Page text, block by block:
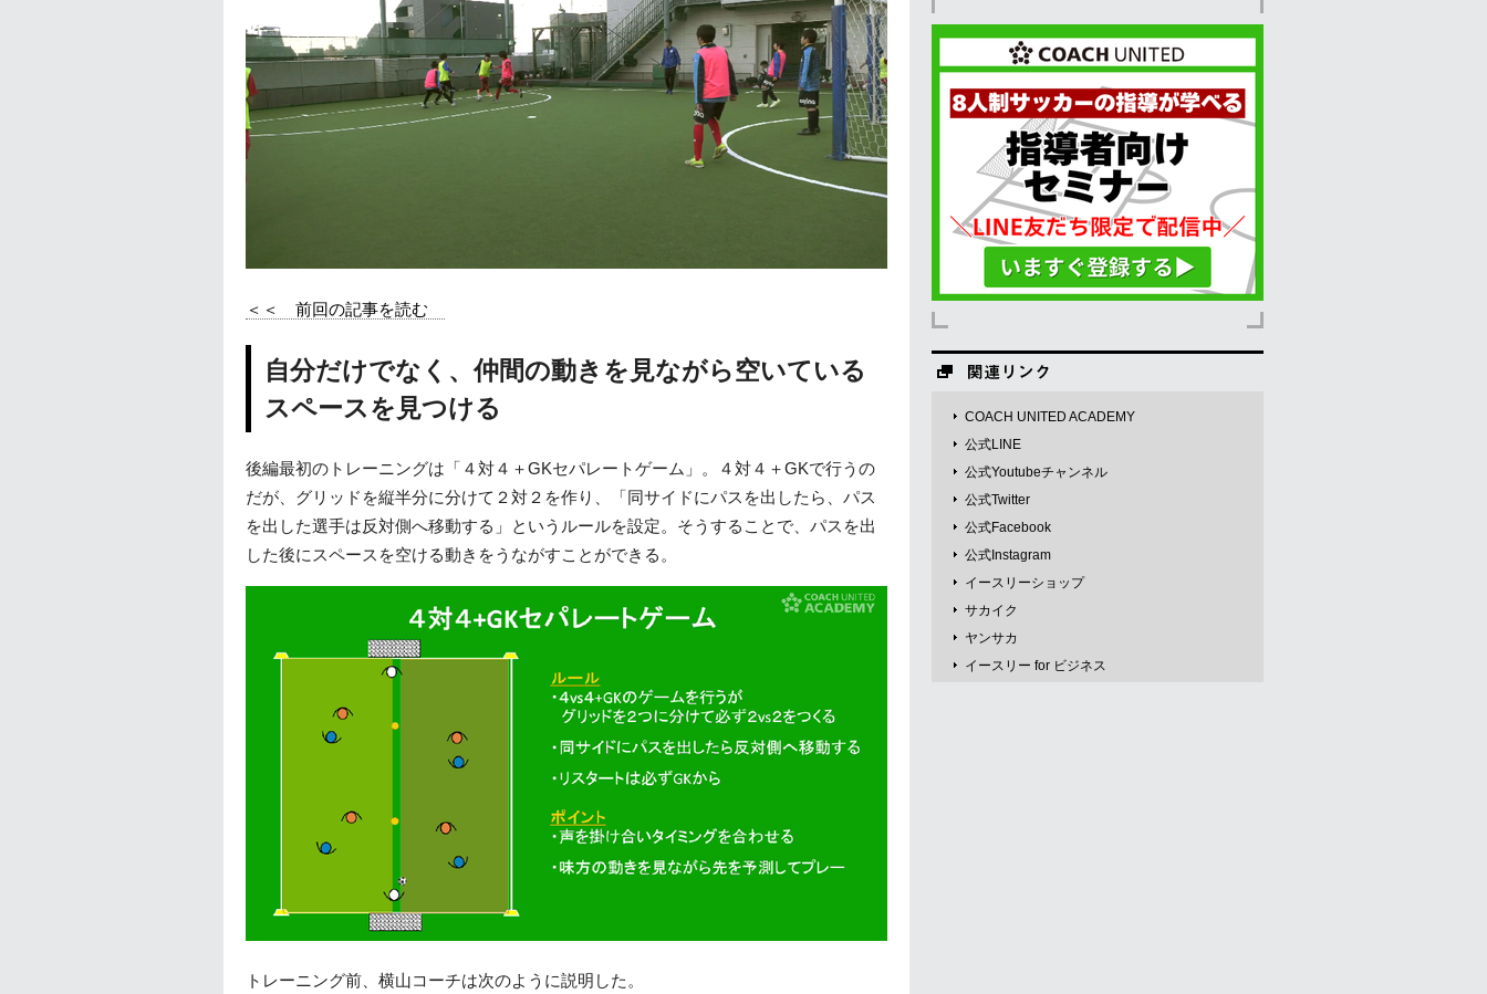
＜＜ 前回の記事を読む
自分だけでなく、仲間の動きを見ながら空いている
スペースを見つける
後編最初のトレーニングは「４対４＋GKセパレートゲーム」。４対４＋GKで行うの
だが、グリッドを縦半分に分けて２対２を作り、「同サイドにパスを出したら、パス
を出した選手は反対側へ移動する」というルールを設定。そうすることで、パスを出
した後にスペースを空ける動きをうながすことができる。
トレーニング前、横山コーチは次のように説明した。
COACH UNITED ACADEMY
公式LINE
公式Youtubeチャンネル
公式Twitter
公式Facebook
公式Instagram
イースリーショップ
サカイク
ヤンサカ
イースリー for ビジネス